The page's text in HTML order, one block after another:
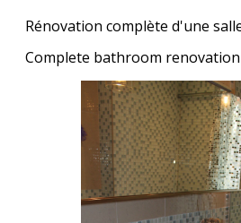
Rénovation complète d'une
Complete bathroom